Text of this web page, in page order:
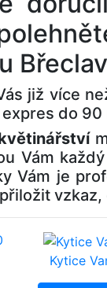
již více
expres do
Vám
Vám je
Kytice